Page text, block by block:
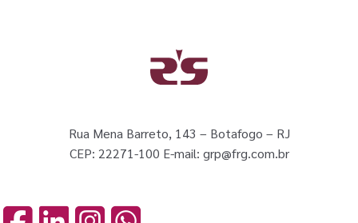
Rua Mena Barreto, 143 – Botafogo – RJ
CEP: 22271-100 E-mail: grp@frg.com.br